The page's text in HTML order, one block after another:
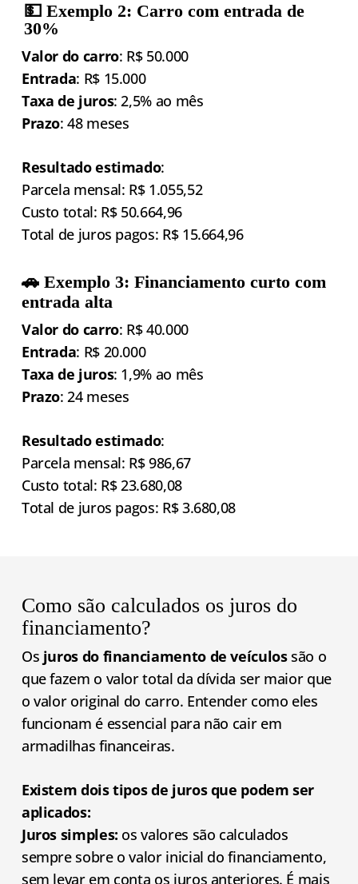
💵 Exemplo 2: Carro com entrada de
30%
Valor do carro: R$ 50.000
Entrada: R$ 15.000
Taxa de juros: 2,5% ao mês
Prazo: 48 meses
Resultado estimado:
Parcela mensal: R$ 1.055,52
Custo total: R$ 50.664,96
Total de juros pagos: R$ 15.664,96
🚗 Exemplo 3: Financiamento curto com
entrada alta
Valor do carro: R$ 40.000
Entrada: R$ 20.000
Taxa de juros: 1,9% ao mês
Prazo: 24 meses
Resultado estimado:
Parcela mensal: R$ 986,67
Custo total: R$ 23.680,08
Total de juros pagos: R$ 3.680,08
Como são calculados os juros do
financiamento?
Os juros do financiamento de veículossão o
que fazem o valor total da dívida ser maior que
o valor original do carro. Entender como eles
funcionam é essencial para não cair em
armadilhas financeiras.
Existem dois tipos de juros que podem ser
aplicados:
Juros simples: os valores são calculados
sempre sobre o valor inicial do financiamento,
sem levar em conta os juros anteriores. É mais